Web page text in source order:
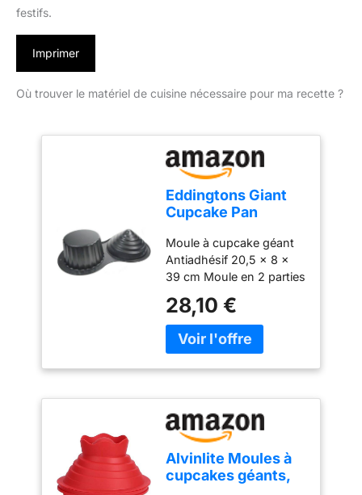
festifs.
Imprimer
Où trouver le matériel de cuisine nécessaire pour ma recette ?
Eddingtons Giant
Cupcake Pan
Moule à cupcake géant
Antiadhésif 20,5 x 8 x
39 cm Moule en 2 parties
cupcake Ajoutez une
touche rétro à votre
cuisine
28,10 €
Alvinlite Moules à
cupcakes géants,